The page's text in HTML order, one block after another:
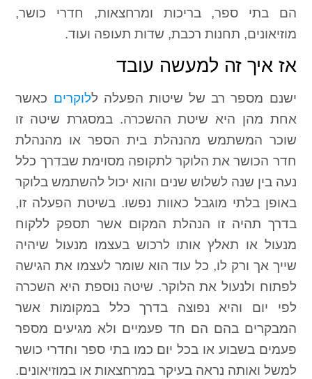
הם בתי ספר, בריכות ומרחצאות, חדרי כושר,
מוזיאונים, תחנות רכבת, שדות תעופה ועוד.
אז איך זה למעשה עובד
ישנם מספר רב של שיטות הפעלה ללוקרים כאשר
אחת מהן היא שיטת ההשכרה. במסגרת שיטה זו
שוכר המשתמש מהנהלת בית הספר או מהנהלת
חדר הכושר את הלוקר לתקופה מסוימת שבדרך כלל
נעה בין שנה לשלוש שנים והוא יכול להשתמש בלוקר
באופן בלתי מוגבל כאוות נפשו. בשיטת הפעלה זו,
בדרך תהיה זו הנהלת המקום אשר תספק ללקוח
מנעול או תאלץ אותו לרכוש בעצמו מנעול שיהיה
שייך אך ורק לו, כל עוד הוא שומר לעצמו את הגישה
לפתוח ולנעול את הלוקר. שיטה נוספת היא השכרה
לפי יום והיא נפוצה בדרך כלל במקומות אשר
המבקרים בהם הם חד פעמיים ולא מגיעים מספר
פעמים בשבוע או בכל יום כמו בתי ספר וחדרי כושר
למשל ואותה נראה בעיקר במרחצאות או במוזיאונים.